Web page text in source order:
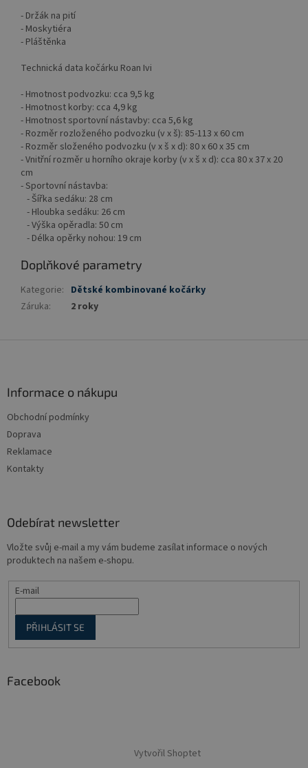
- Držák na pití
- Moskytiéra
- Pláštěnka
Technická data kočárku Roan Ivi
- Hmotnost podvozku: cca 9,5 kg
- Hmotnost korby: cca 4,9 kg
- Hmotnost sportovní nástavby: cca 5,6 kg
- Rozměr rozloženého podvozku (v x š): 85-113 x 60 cm
- Rozměr složeného podvozku (v x š x d): 80 x 60 x 35 cm
- Vnitřní rozměr u horního okraje korby (v x š x d): cca 80 x 37 x 20
cm
- Sportovní nástavba:
- Šířka sedáku: 28 cm
- Hloubka sedáku: 26 cm
- Výška opěradla: 50 cm
- Délka opěrky nohou: 19 cm
Doplňkové parametry
Kategorie: Dětské kombinované kočárky
Záruka: 2 roky
Informace o nákupu
Obchodní podmínky
Doprava
Reklamace
Kontakty
Odebírat newsletter
Vložte svůj e-mail a my vám budeme zasílat informace o nových
produktech na našem e-shopu.
E-mail
PŘIHLÁSIT SE
Facebook
Vytvořil Shoptet